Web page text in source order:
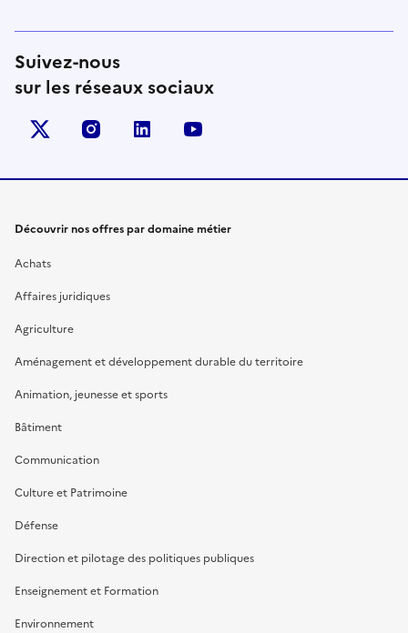
Suivez-nous
sur les réseaux sociaux
X (anciennement Twitter)
instagramlinkedin
Découvrir nos offres par domaine métier
Achats
Affaires juridiques
Agriculture
Aménagement et développement durable du territoire
Animation, jeunesse et sports
Bâtiment
Communication
Culture et Patrimoine
Défense
Direction et pilotage des politiques publiques
Enseignement et Formation
Environnement